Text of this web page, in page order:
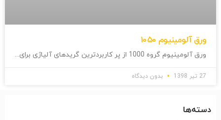
ورق آلومینیوم ۱۰۵۰
ورق آلومینیوم گروه 1000 از پر كاربردترين گریدهای آلیاژی برای
27 تیر 1398 بدون دیدگاه
دسته‌ها